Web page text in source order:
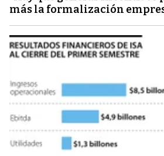
más la formalización